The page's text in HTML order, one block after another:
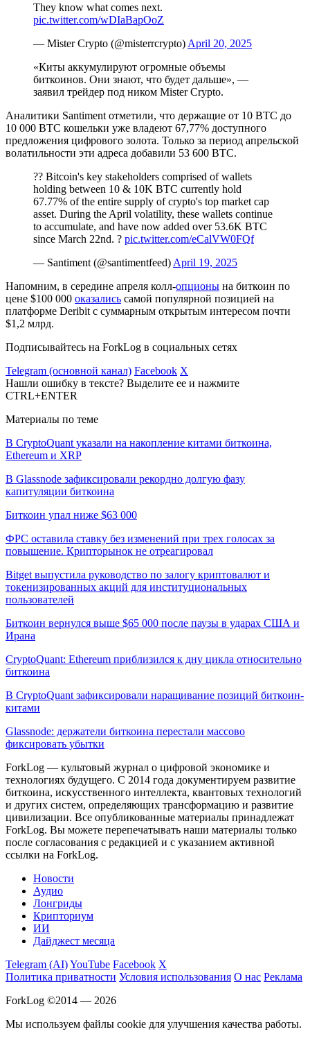
They know what comes next.
pic.twitter.com/wDIaBapOoZ
— Mister Crypto (@misterrcrypto) April 20, 2025
«Киты аккумулируют огромные объемы
биткоинов. Они знают, что будет дальше», —
заявил трейдер под ником Mister Crypto.
Аналитики Santiment отметили, что держащие от 10 BTC до
10 000 BTC кошельки уже владеют 67,77% доступного
предложения цифрового золота. Только за период апрельской
волатильности эти адреса добавили 53 600 BTC.
?? Bitcoin's key stakeholders comprised of wallets
holding between 10 & 10K BTC currently hold
67.77% of the entire supply of crypto's top market cap
asset. During the April volatility, these wallets continue
to accumulate, and have now added over 53.6K BTC
since March 22nd. ? pic.twitter.com/eCalVW0FQf
— Santiment (@santimentfeed) April 19, 2025
Напомним, в середине апреля колл-опционы на биткоин по
цене $100 000 оказались самой популярной позицией на
платформе Deribit с суммарным открытым интересом почти
$1,2 млрд.
Подписывайтесь на ForkLog в социальных сетях
Telegram (основной канал) Facebook X
Нашли ошибку в тексте? Выделите ее и нажмите
CTRL+ENTER
Материалы по теме
В CryptoQuant указали на накопление китами биткоина,
Ethereum и XRP
В Glassnode зафиксировали рекордно долгую фазу
капитуляции биткоина
Биткоин упал ниже $63 000
ФРС оставила ставку без изменений при трех голосах за
повышение. Крипторынок не отреагировал
Bitget выпустила руководство по залогу криптовалют и
токенизированных акций для институциональных
пользователей
Биткоин вернулся выше $65 000 после паузы в ударах США и
Ирана
CryptoQuant: Ethereum приблизился к дну цикла относительно
биткоина
В CryptoQuant зафиксировали наращивание позиций биткоин-
китами
Glassnode: держатели биткоина перестали массово
фиксировать убытки
ForkLog — культовый журнал о цифровой экономике и
технологиях будущего. С 2014 года документируем развитие
биткоина, искусственного интеллекта, квантовых технологий
и других систем, определяющих трансформацию и развитие
цивилизации. Все опубликованные материалы принадлежат
ForkLog. Вы можете перепечатывать наши материалы только
после согласования с редакцией и с указанием активной
ссылки на ForkLog.
Новости
Аудио
Лонгриды
Крипториум
ИИ
Дайджест месяца
Telegram (AI)YouTube Facebook X
Политика приватности Условия использования О нас Реклама
ForkLog ©2014 — 2026
Мы используем файлы cookie для улучшения качества работы.